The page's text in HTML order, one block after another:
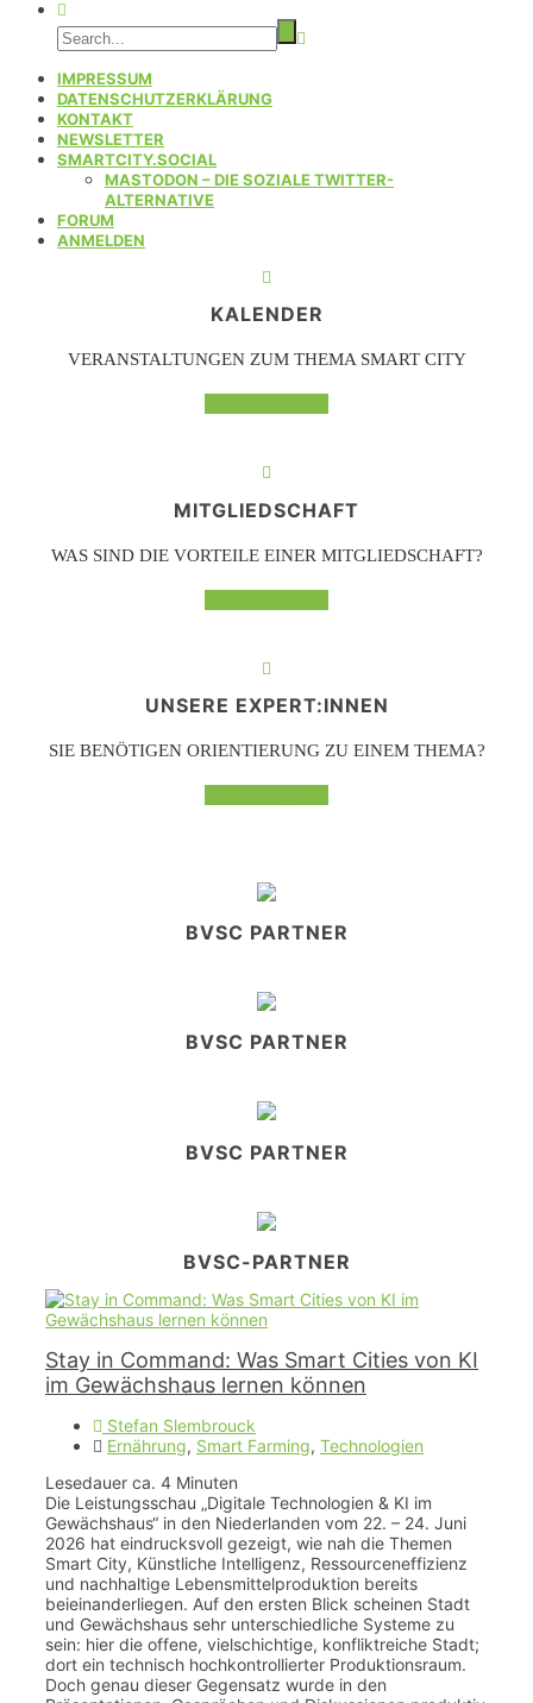
IMPRESSUM
DATENSCHUTZERKLÄRUNG
KONTAKT
NEWSLETTER
SMARTCITY.SOCIAL
MASTODON – DIE SOZIALE TWITTER-
ALTERNATIVE
FORUM
ANMELDEN
KALENDER
VERANSTALTUNGEN ZUM THEMA SMART CITY
MITGLIEDSCHAFT
WAS SIND DIE VORTEILE EINER MITGLIEDSCHAFT?
UNSERE EXPERT:INNEN
SIE BENÖTIGEN ORIENTIERUNG ZU EINEM THEMA?
BVSC PARTNER
BVSC PARTNER
BVSC PARTNER
BVSC-PARTNER
Stay in Command: Was Smart Cities von KI
im Gewächshaus lernen können
Stefan Slembrouck
Ernährung, Smart Farming, Technologien
Lesedauer ca. 4 Minuten
Die Leistungsschau „Digitale Technologien & KI im
Gewächshaus“ in den Niederlanden vom 22. – 24. Juni
2026 hat eindrucksvoll gezeigt, wie nah die Themen
Smart City, Künstliche Intelligenz, Ressourceneffizienz
und nachhaltige Lebensmittelproduktion bereits
beieinanderliegen. Auf den ersten Blick scheinen Stadt
und Gewächshaus sehr unterschiedliche Systeme zu
sein: hier die offene, vielschichtige, konfliktreiche Stadt;
dort ein technisch hochkontrollierter Produktionsraum.
Doch genau dieser Gegensatz wurde in den